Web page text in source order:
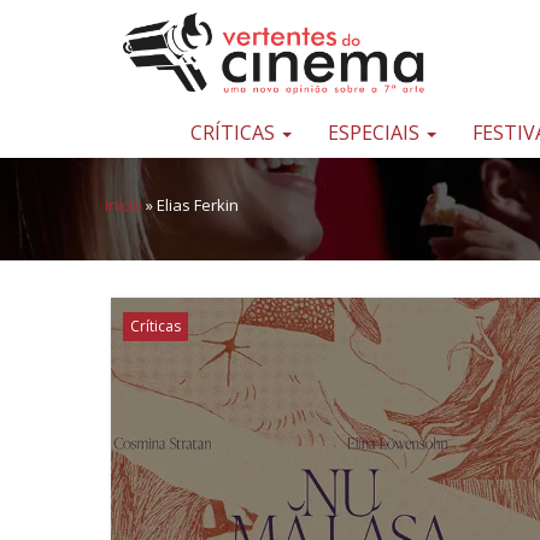
Pular para o conteúdo
Uma
sobre
sétima
arte
CRÍTICAS ESPECIAIS
Início »Elias Ferkin
Críticas